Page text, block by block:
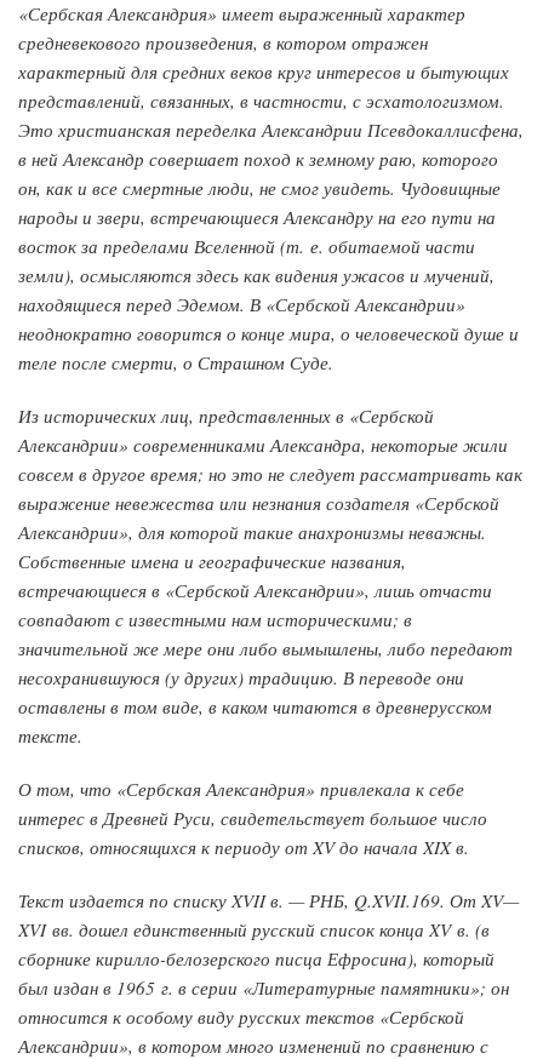
«Сербская Александрия» имеет выраженный характер
средневекового произведения, в котором отражен
характерный для средних веков круг интересов и бытующих
представлений, связанных, в частности, с эсхатологизмом.
Это христианская переделка Александрии Псевдокаллисфена,
в ней Александр совершает поход к земному раю, которого
он, как и все смертные люди, не смог увидеть. Чудовищные
народы и звери, встречающиеся Александру на его пути на
восток за пределами Вселенной (т. е. обитаемой части
земли), осмысляются здесь как видения ужасов и мучений,
находящиеся перед Эдемом. В «Сербской Александрии»
неоднократно говорится о конце мира, о человеческой душе и
теле после смерти, о Страшном Суде.
Из исторических лиц, представленных в «Сербской
Александрии» современниками Александра, некоторые жили
совсем в другое время; но это не следует рассматривать как
выражение невежества или незнания создателя «Сербской
Александрии», для которой такие анахронизмы неважны.
Собственные имена и географические названия,
встречающиеся в «Сербской Александрии», лишь отчасти
совпадают с известными нам историческими; в
значительной же мере они либо вымышлены, либо передают
несохранившуюся (у других) традицию. В переводе они
оставлены в том виде, в каком читаются в древнерусском
тексте.
О том, что «Сербская Александрия» привлекала к себе
интерес в Древней Руси, свидетельствует большое число
списков, относящихся к периоду от XV до начала XIX в.
Текст издается по списку XVII в. — РНБ, Q.XVII.169. От XV—
XVI вв. дошел единственный русский список конца XV в. (в
сборнике кирилло-белозерского писца Ефросина), который
был издан в 1965 г. в серии «Литературные памятники»; он
относится к особому виду русских текстов «Сербской
Александрии», в котором много изменений по сравнению с